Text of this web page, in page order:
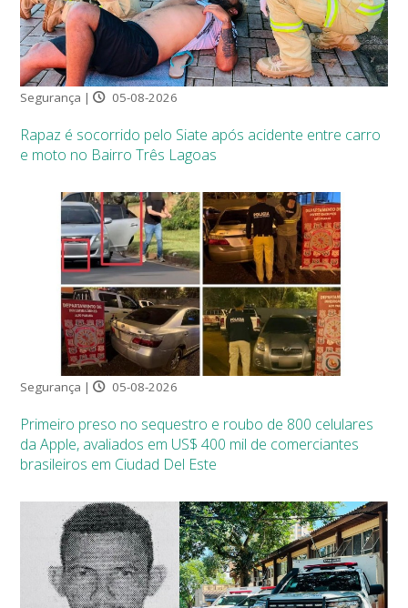
Segurança | 05-08-2026
Rapaz é socorrido pelo Siate após acidente entre carro
e moto no Bairro Três Lagoas
Segurança | 05-08-2026
Primeiro preso no sequestro e roubo de 800 celulares
da Apple, avaliados em US$ 400 mil de comerciantes
brasileiros em Ciudad Del Este